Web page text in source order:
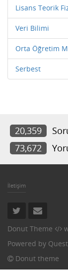
Lisans Teorik
Veri Bilimi
Orta Öğretim
Serbest
20,359
73,672
İletişim
Donut Theme
Powered by
Donut theme